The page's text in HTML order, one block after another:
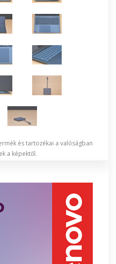
és tartozékai a valóságban
a képektől.